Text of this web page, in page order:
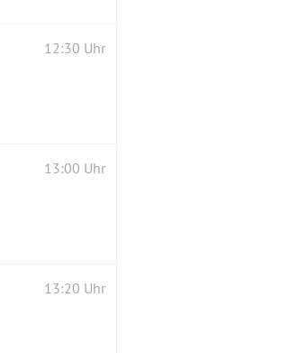
12:30 Uhr
13:00 Uhr
13:20 Uhr